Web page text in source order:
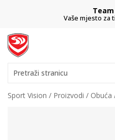
Vaše mjesto za
Pretraži stranicu
Sport Vision Proizvodi Obuća